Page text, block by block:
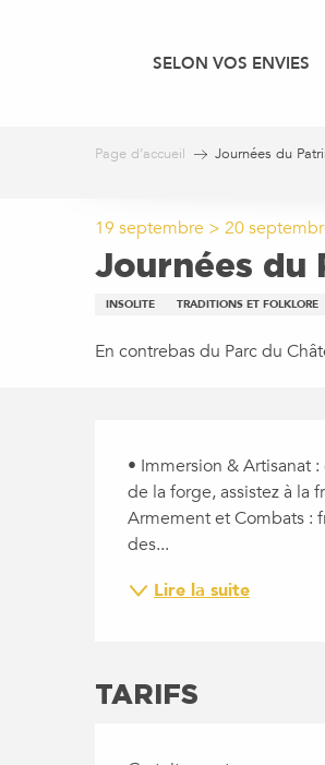
SELON VOS ENVIES
Page d’accueil Journées du
19 septembre > 20
Journées du
INSOLITE TRADITIONS ET FOLKLORE
En contrebas du Parc du
• Immersion & Artisanat
de la forge, assistez à la
Armement et Combats :
des...
Lire la suite
TARIFS